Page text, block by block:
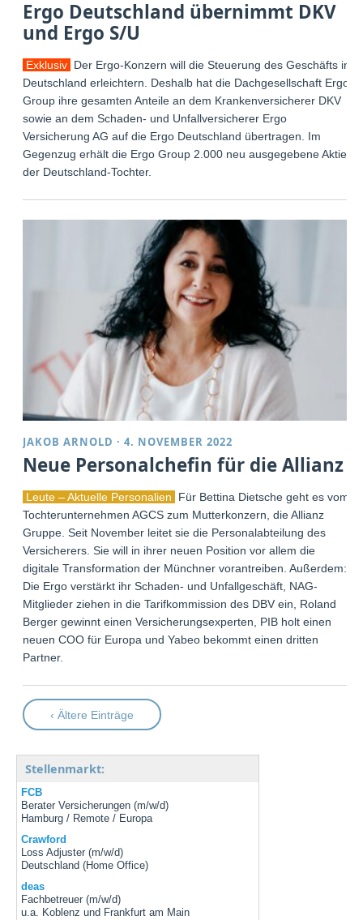
Ergo Deutschland übernimmt DKV
und Ergo S/U
Exklusiv Der Ergo-Konzern will die Steuerung des Geschäfts in
Deutschland erleichtern. Deshalb hat die Dachgesellschaft Ergo
Group ihre gesamten Anteile an dem Krankenversicherer DKV
sowie an dem Schaden- und Unfallversicherer Ergo
Versicherung AG auf die Ergo Deutschland übertragen. Im
Gegenzug erhält die Ergo Group 2.000 neu ausgegebene Aktien
der Deutschland-Tochter.
JAKOB ARNOLD ·4. NOVEMBER 2022
Neue Personalchefin für die Allianz
Leute – Aktuelle Personalien
Für Bettina Dietsche geht es vom
Tochterunternehmen AGCS zum Mutterkonzern, die Allianz
Gruppe. Seit November leitet sie die Personalabteilung des
Versicherers. Sie will in ihrer neuen Position vor allem die
digitale Transformation der Münchner vorantreiben. Außerdem:
Die Ergo verstärkt ihr Schaden- und Unfallgeschäft, NAG-
Mitglieder ziehen in die Tarifkommission des DBV ein, Roland
Berger gewinnt einen Versicherungsexperten, PIB holt einen
neuen COO für Europa und Yabeo bekommt einen dritten
Partner.
‹ Ältere Einträge
Stellenmarkt:
FCB
Berater Versicherungen (m/w/d)
Hamburg / Remote / Europa
Crawford
Loss Adjuster (m/w/d)
Deutschland (Home Office)
deas
Fachbetreuer (m/w/d)
u.a. Koblenz und Frankfurt am Main